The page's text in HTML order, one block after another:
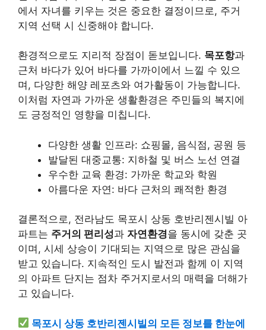
에서 자녀를 키우는 것은 중요한 결정이므로, 주거
지역 선택 시 신중해야 합니다.
환경적으로도 지리적 장점이 돋보입니다. 목포항과
근처 바다가 있어 바다를 가까이에서 느낄 수 있으
며, 다양한 해양 레포츠와 여가활동이 가능합니다.
이처럼 자연과 가까운 생활환경은 주민들의 복지에
도 긍정적인 영향을 미칩니다.
다양한 생활 인프라: 쇼핑몰, 음식점, 공원 등
발달된 대중교통: 지하철 및 버스 노선 연결
우수한 교육 환경: 가까운 학교와 학원
아름다운 자연: 바다 근처의 쾌적한 환경
결론적으로, 전라남도 목포시 상동 호반리젠시빌 아
파트는 주거의 편리성과 자연환경을 동시에 갖춘 곳
이며, 시세 상승이 기대되는 지역으로 많은 관심을
받고 있습니다. 지속적인 도시 발전과 함께 이 지역
의 아파트 단지는 점차 주거지로서의 매력을 더해가
고 있습니다.
목포시 상동 호반리젠시빌의 모든 정보를 한눈에